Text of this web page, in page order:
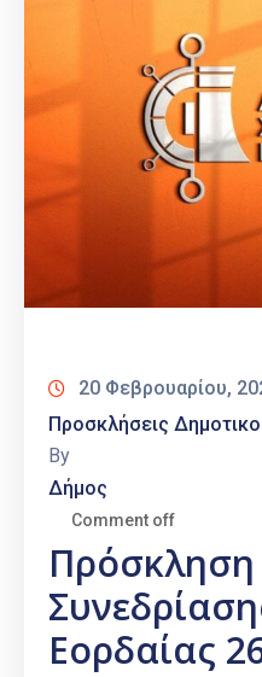
20 Φεβρουαρίου,
Προσκλήσεις
By
Δήμος
Comment off
Πρόσκληση
Εορδαίας